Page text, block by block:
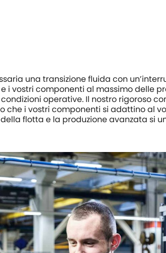
una transizione fluida con
i vostri componenti al massimo delle
operative. Il nostro rigoroso
i vostri componenti si adattino al
flotta e la produzione avanzata si